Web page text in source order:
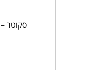
סקוטר – LEFEET P1 LITE DUAL